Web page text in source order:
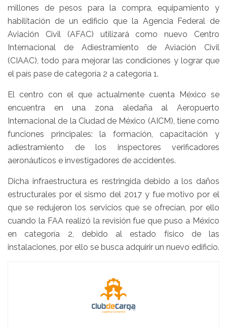
millones de pesos para la compra, equipamiento y
habilitación de un edificio que la Agencia Federal de
Aviación Civil (AFAC) utilizará como nuevo Centro
Internacional de Adiestramiento de Aviación Civil
(CIAAC), todo para mejorar las condiciones y lograr que
el país pase de categoría 2 a categoría 1.
El centro con el que actualmente cuenta México se
encuentra en una zona aledaña al Aeropuerto
Internacional de la Ciudad de México (AICM), tiene como
funciones principales: la formación, capacitación y
adiestramiento de los inspectores verificadores
aeronáuticos e investigadores de accidentes.
Dicha infraestructura es restringida debido a los daños
estructurales por el sismo del 2017 y fue motivo por el
que se redujeron los servicios que se ofrecían, por ello
cuando la FAA realizó la revisión fue que puso a México
en categoría 2, debido al estado físico de las
instalaciones, por ello se busca adquirir un nuevo edificio.